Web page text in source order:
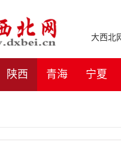
大西北
陕西 青海 宁夏